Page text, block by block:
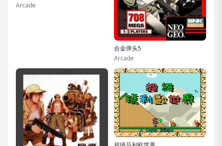
Arcade
合金弹头5
Arcade